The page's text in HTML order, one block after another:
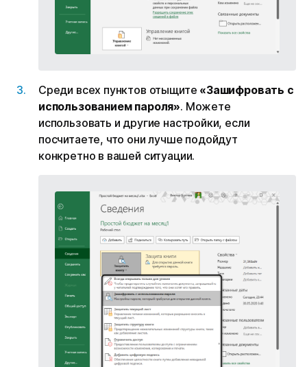
Среди всех пунктов отыщите «Зашифровать с
использованием пароля». Можете
использовать и другие настройки, если
посчитаете, что они лучше подойдут
конкретно в вашей ситуации.